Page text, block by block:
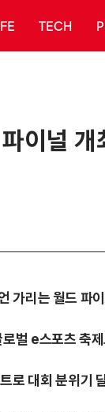
TECH
이널 개
가리는 월드 파이
벌 e스포츠 축
로 대회 분위기